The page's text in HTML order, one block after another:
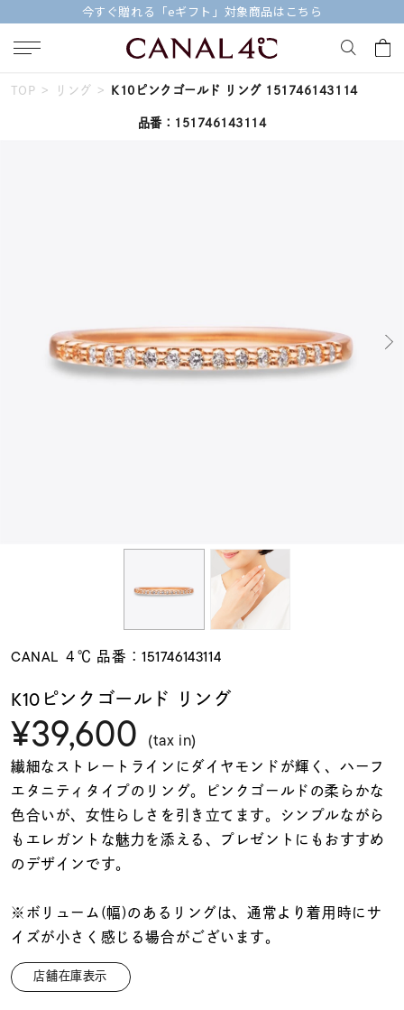
今すぐ贈れる「eギフト」対象商品はこちら
キーワードで検索する
カテゴリー すべてのジュエリー
ファッションテイス
ト
着用シーン
コレクション
レディース
～
TOP リング K10ピンクゴールド リング 151746143114
品番：151746143114
CANAL ４℃ 品番：151746143114
K10ピンクゴールド リング
¥39,600 (tax in)
繊細なストレートラインにダイヤモンドが輝く、ハーフ
エタニティタイプのリング。ピンクゴールドの柔らかな
色合いが、女性らしさを引き立てます。シンプルながら
もエレガントな魅力を添える、プレゼントにもおすすめ
のデザインです。
※ボリューム(幅)のあるリングは、通常より着用時にサ
イズが小さく感じる場合がございます。
店舗在庫表示